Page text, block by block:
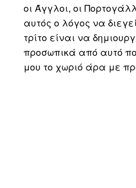
οι Άγγλοι, οι
αυτός ο λόγος να
τρίτο είναι να
προσωπικά από αυτό
μου το χωριό άρα με